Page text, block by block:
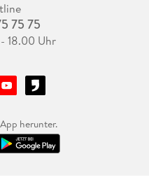
75 75
18.00 Uhr
herunter.